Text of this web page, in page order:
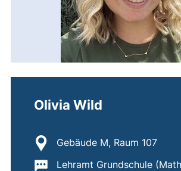
Olivia Wild
Standort:
Gebäude M, Raum 107
Wichtige Informationen:
Lehramt Grundschule